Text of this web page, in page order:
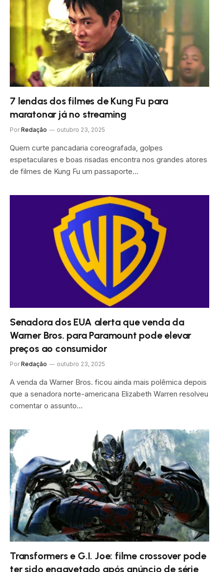
7 lendas dos filmes de Kung Fu para
maratonar já no streaming
Por Redação outubro 23, 2025
Quem curte pancadaria coreografada, golpes
espetaculares e boas risadas encontra nos grandes atores
de filmes de Kung Fu um passaporte…
Senadora dos EUA alerta que venda da
Warner Bros. para Paramount pode elevar
preços ao consumidor
Por Redação outubro 23, 2025
A venda da Warner Bros. ficou ainda mais polêmica depois
que a senadora norte-americana Elizabeth Warren resolveu
comentar o assunto…
Transformers e G.I. Joe: filme crossover pode
ter sido engavetado após anúncio de série